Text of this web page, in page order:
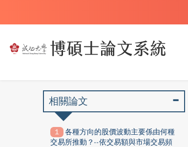
相關論文
各種方向的股價波動主要係由何種
交易所推動？--依交易額與市場交易頻